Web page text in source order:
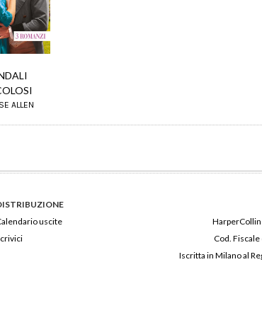
ALLEN
uscite
Cod. Fiscale
Iscritta in Milano al